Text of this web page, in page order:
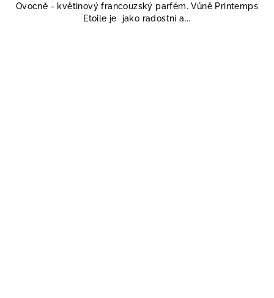
z
5
Ovocně - květinový francouzský parfém. Vůně Printemps
Etoile je jako radostní a...